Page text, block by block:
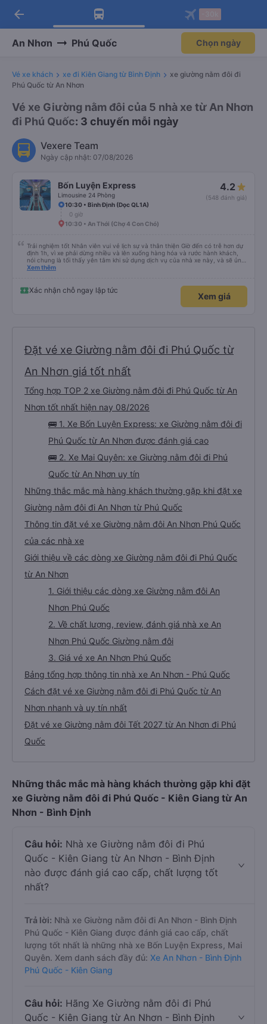
Tải app Vexere ngay!
Nhận ưu đãi thành viên độc
Mở app
Tải app Vexere
-30k/ghế khi đặt vé máy bay qua
Mở app
arrow_back
An Nhơn Phú Quốc Chọn ngày
Vé xe khách xe đi Kiên Giang từ Bình Định
xe giường nằm đôi đi
Phú Quốc từ An Nhơn
Vé xe Giường nằm đôi của 5 nhà xe từ An Nhơn
đi Phú Quốc: 3 chuyến mỗi ngày
Vexere Team
Ngày cập nhật: 07/08/2026
Bốn Luyện Express
Limousine 24 Phòng
4.2
(548 đánh giá)
10:30 • Bình Định (Dọc QL1A)
0 giờ
10:30 • An Thới (Chợ 4 Con Chó)
Trải nghiệm tốt Nhân viên vui vẻ lịch sự và thân thiện Giờ đến có trễ hơn dự
định 1h, vì xe phải dừng nhiều và lên xuống hàng hóa và rước hành khách,
nói chung là tối thấy yên tâm khi sử dụng dịch vụ của nhà xe này, và sẽ ủng
hộ và giới thiệu cho người thân sử dụng dịch vụ của nhà xe này
Xem thêm
Xác nhận chỗ ngay lập tức
Xem giá
Đặt vé xe Giường nằm đôi đi Phú Quốc từ
An Nhơn giá tốt nhất
Tổng hợp TOP 2 xe Giường nằm đôi đi Phú Quốc từ An
Nhơn tốt nhất hiện nay 08/2026
🚌 1. Xe Bốn Luyện Express: xe Giường nằm đôi đi
Phú Quốc từ An Nhơn được đánh giá cao
🚌 2. Xe Mai Quyên: xe Giường nằm đôi đi Phú
Quốc từ An Nhơn uy tín
Những thắc mắc mà hàng khách thường gặp khi đặt xe
Giường nằm đôi đi An Nhơn từ Phú Quốc
Thông tin đặt vé xe Giường nằm đôi An Nhơn Phú Quốc
của các nhà xe
Giới thiệu về các dòng xe Giường nằm đôi đi Phú Quốc
từ An Nhơn
1. Giới thiệu các dòng xe Giường nằm đôi An
Nhơn Phú Quốc
2. Về chất lượng, review, đánh giá nhà xe An
Nhơn Phú Quốc Giường nằm đôi
3. Giá vé xe An Nhơn Phú Quốc
Bảng tổng hợp thông tin nhà xe An Nhơn - Phú Quốc
Cách đặt vé xe Giường nằm đôi đi Phú Quốc từ An
Nhơn nhanh và uy tín nhất
Đặt vé xe Giường nằm đôi Tết 2027 từ An Nhơn đi Phú
Quốc
Những thắc mắc mà hàng khách thường gặp khi đặt
xe Giường nằm đôi đi Phú Quốc - Kiên Giang từ An
Nhơn - Bình Định
Câu hỏi: Nhà xe Giường nằm đôi đi Phú
Quốc - Kiên Giang từ An Nhơn - Bình Định
nào được đánh giá cao cấp, chất lượng tốt
nhất?
Trả lời: Nhà xe Giường nằm đôi đi An Nhơn - Bình Định
Phú Quốc - Kiên Giang được đánh giá cao cấp, chất
lượng tốt nhất là những nhà xe Bốn Luyện Express, Mai
Quyên. Xem danh sách đầy đủ: Xe An Nhơn - Bình Định
Phú Quốc - Kiên Giang
Câu hỏi: Hãng Xe Giường nằm đôi đi Phú
Quốc - Kiên Giang từ An Nhơn - Bình Định